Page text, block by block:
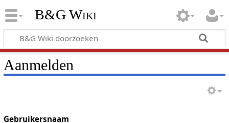
B&G Wiki
Aanmelden
Gebruikersnaam